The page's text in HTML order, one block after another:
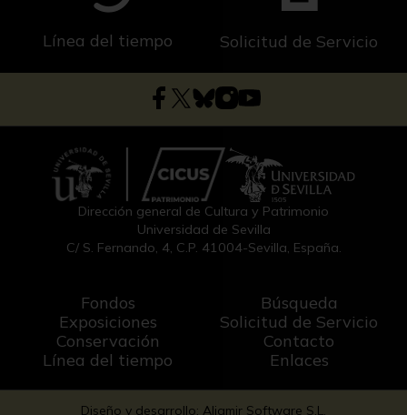
Línea del tiempo Solicitud de Servicio
Dirección general de Cultura y Patrimonio
Universidad de Sevilla
C/ S. Fernando, 4, C.P. 41004-Sevilla, España.
Fondos
Exposiciones
Conservación
Línea del tiempo
Búsqueda
Solicitud de Servicio
Contacto
Enlaces
Diseño y desarrollo: Aljamir Software S.L.